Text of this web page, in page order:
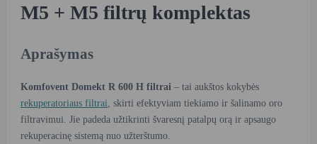
M5 + M5 filtrų komplektas
Aprašymas
Komfovent Domekt R 600 H filtrai – tai aukštos kokybės
rekuperatoriaus filtrai , skirti efektyviam tiekiamo ir šalinamo oro
filtravimui. Jie padeda užtikrinti švaresnį patalpų orą ir apsaugo
rekuperacinę sistemą nuo užterštumo.